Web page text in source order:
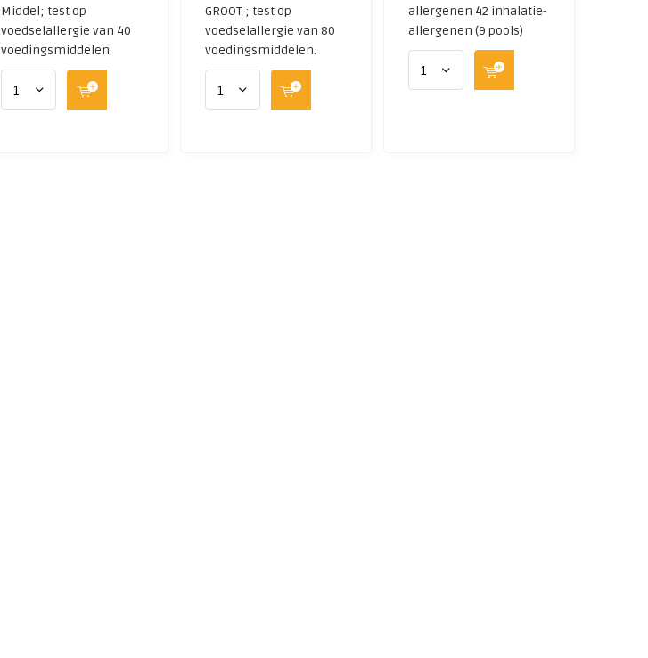
Middel; test op
voedselallergie van 40
voedingsmiddelen.
GROOT ; test op
voedselallergie van 80
voedingsmiddelen.
allergenen 42 inhalatie-
allergenen (9 pools)